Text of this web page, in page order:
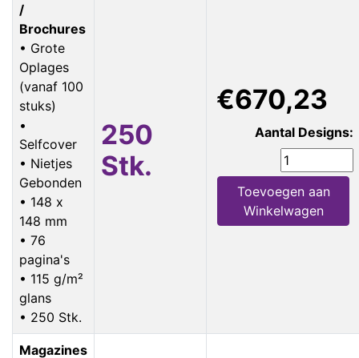
/
Brochures
• Grote
Oplages
(vanaf 100
stuks)
•
Selfcover
• Nietjes
Gebonden
• 148 x
148 mm
• 76
pagina's
• 115 g/m²
glans
• 250 Stk.
250
Stk.
€670,23
Aantal Designs:
Toevoegen aan
Winkelwagen
Magazines